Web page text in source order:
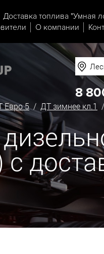
Доставка топлива "Умная
О компании
8
Евро 5/ ДТ зимнее кл.1